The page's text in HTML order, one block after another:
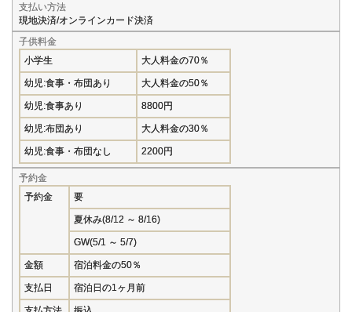
支払い方法
現地決済/オンラインカード決済
子供料金
小学生
大人料金の70％
幼児:食事・布団あり 大人料金の50％
幼児:食事あり 8800円
幼児:布団あり 大人料金の30％
幼児:食事・布団なし 2200円
予約金
予約金
要
夏休み(8/12 ～ 8/16)
GW(5/1 ～ 5/7)
金額 宿泊料金の50％
支払日 宿泊日の1ヶ月前